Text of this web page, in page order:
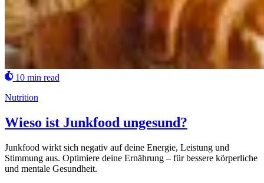
10 min read
Nutrition
Wieso ist Junkfood ungesund?
Junkfood wirkt sich negativ auf deine Energie, Leistung und
Stimmung aus. Optimiere deine Ernährung – für bessere körperliche
und mentale Gesundheit.